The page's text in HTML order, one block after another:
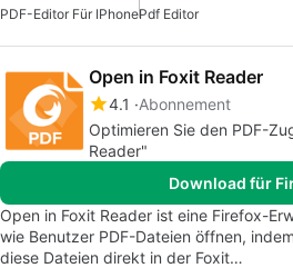
PDF-Editor Für IPhonePdf Editor
Open in Foxit Reader
4.1
Abonnement
Optimieren Sie den PDF-
Reader"
Download für
Open in Foxit Reader ist eine Firefox-
wie Benutzer PDF-Dateien öffnen,
diese Dateien direkt in der Foxit…